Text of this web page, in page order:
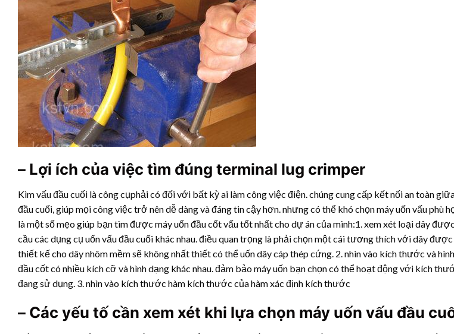
– Lợi ích của việc tìm đúng terminal lug crimper
Kìm vấu đầu cuối là công cụphải có đối với bất kỳ ai làm công việc điện. chúng cung cấp kết nối an toàn
đầu cuối, giúp mọi công việc trở nên dễ dàng và đáng tin cậy hơn. nhưng có thể khó chọn máy uốn vấu phù
là một số mẹo giúp bạn tìm được máy uốn đầu cốt vấu tốt nhất cho dự án của mình:1. xem xét loại dây
cầu các dụng cụ uốn vấu đầu cuối khác nhau. điều quan trọng là phải chọn một cái tương thích với dây
thiết kế cho dây nhôm mềm sẽ không nhất thiết có thể uốn dây cáp thép cứng. 2. nhìn vào kích thước và
đầu cốt có nhiều kích cỡ và hình dạng khác nhau. đảm bảo máy uốn bạn chọn có thể hoạt động với kích
đang sử dụng. 3. nhìn vào kích thước hàm kích thước của hàm xác định kích thước
– Các yếu tố cần xem xét khi lựa chọn máy uốn vấu đầu